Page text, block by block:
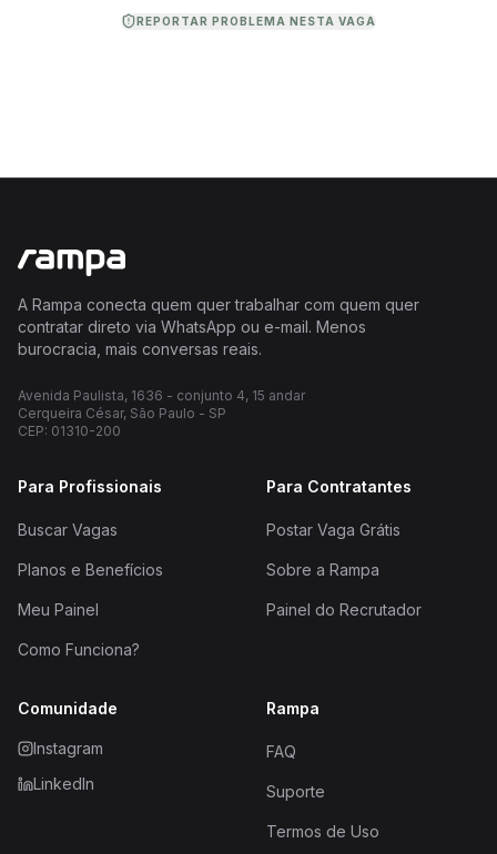
REPORTAR PROBLEMA NESTA VAGA
A Rampa conecta quem quer trabalhar com quem quer
contratar direto via WhatsApp ou e-mail. Menos
burocracia, mais conversas reais.
Avenida Paulista, 1636 - conjunto 4, 15 andar
Cerqueira César, São Paulo - SP
CEP: 01310-200
Para Profissionais
Buscar Vagas
Planos e Benefícios
Meu Painel
Como Funciona?
Para Contratantes
Postar Vaga Grátis
Sobre a Rampa
Painel do Recrutador
Comunidade
Instagram
LinkedIn
Rampa
FAQ
Suporte
Termos de Uso